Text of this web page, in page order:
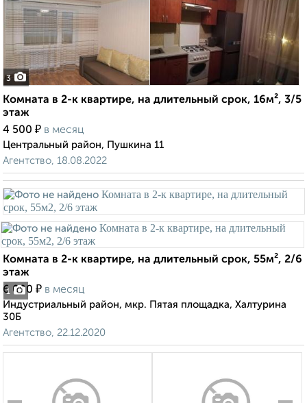
3
Комната в 2-к квартире, на длительный срок, 16м², 3/5
этаж
4 500 ₽ в месяц
Центральный район, Пушкина 11
Агентство, 18.08.2022
1
Комната в 2-к квартире, на длительный срок, 55м², 2/6
этаж
6 000 ₽ в месяц
Индустриальный район, мкр. Пятая площадка, Халтурина
30Б
Агентство, 22.12.2020